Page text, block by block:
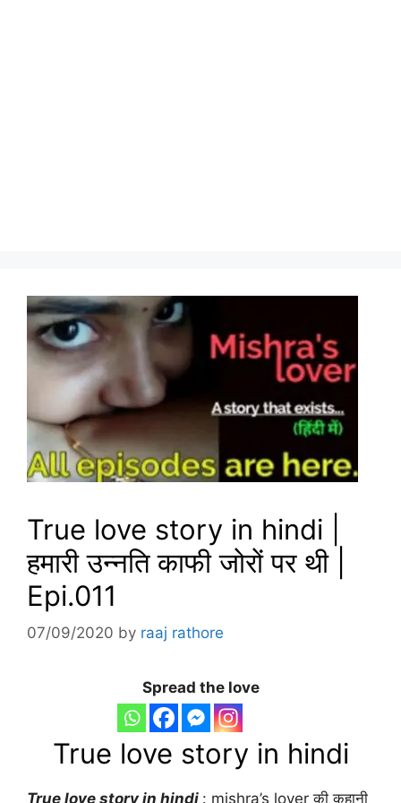
True love story in hindi |
हमारी उन्नति काफी जोरों पर थी |
Epi.011
07/09/2020 by raaj rathore
Spread the love
True love story in hindi
True love story in hindi : mishra’s lover की कहानी